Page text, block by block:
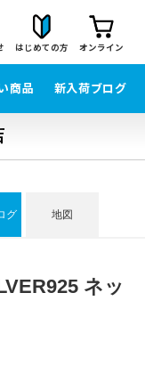
はじめての方 オンライン
商品 新入荷ブログ
グ 地図
ネッ